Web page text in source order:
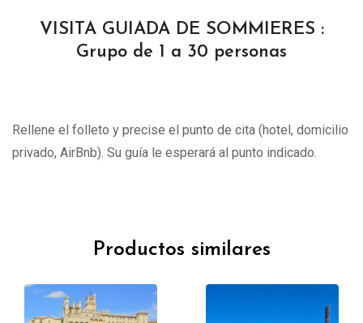
VISITA GUIADA DE SOMMIERES :
Grupo de 1 a 30 personas
Rellene el folleto y precise el punto de cita (hotel, domicilio
privado, AirBnb). Su guía le esperará al punto indicado.
Productos similares